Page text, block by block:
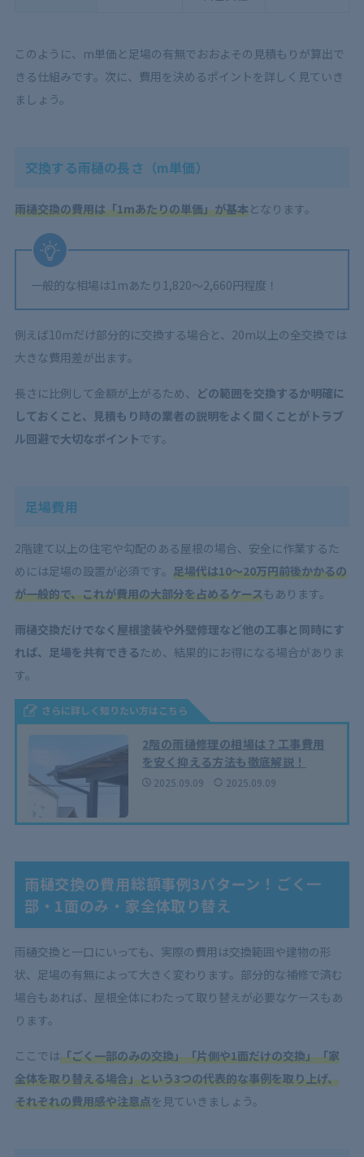
このように、m単価と足場の有無でおおよその見積もりが算出で
きる仕組みです。次に、費用を決めるポイントを詳しく見ていき
ましょう。
交換する雨樋の長さ（m単価）
雨樋交換の費用は「1mあたりの単価」が基本となります。
一般的な相場は1mあたり1,820〜2,660円程度！
例えば10mだけ部分的に交換する場合と、20m以上の全交換では
大きな費用差が出ます。
長さに比例して金額が上がるため、 どの範囲を交換するか明確に
しておくこと、見積もり時の業者の説明をよく聞くことがトラブ
ル回避で大切なポイントです。
足場費用
2階建て以上の住宅や勾配のある屋根の場合、安全に作業するた
めには足場の設置が必須です。 足場代は10〜20万円前後かかるの
が一般的で、これが費用の大部分を占めるケースもあります。
雨樋交換だけでなく屋根塗装や外壁修理など他の工事と同時にす
れば、足場を共有できるため、結果的にお得になる場合がありま
す。
さらに詳しく知りたい方はこちら
2階の雨樋修理の相場は？工事費用
を安く抑える方法も徹底解説！
2025.09.09 2025.09.09
雨樋交換の費用総額事例3パターン！ごく一
部・1面のみ・家全体取り替え
雨樋交換と一口にいっても、実際の費用は交換範囲や建物の形
状、足場の有無によって大きく変わります。部分的な補修で済む
場合もあれば、屋根全体にわたって取り替えが必要なケースもあ
ります。
ここでは「ごく一部のみの交換」「片側や1面だけの交換」「家
全体を取り替える場合」という3つの代表的な事例を取り上げ、
それぞれの費用感や注意点を見ていきましょう。